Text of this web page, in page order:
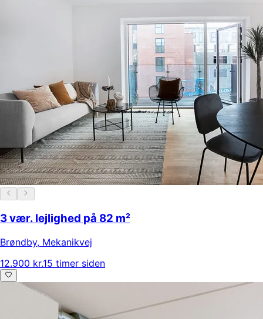
3 vær. lejlighed på 82 m²
Brøndby, Mekanikvej
12.900 kr.15 timer siden